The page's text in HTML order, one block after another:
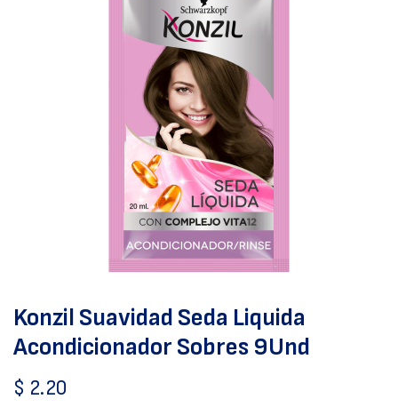
Konzil Suavidad Seda Liquida
Acondicionador Sobres 9Und
$ 2.20